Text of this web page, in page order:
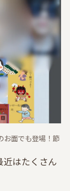
お面でも登場！節
近はたくさん